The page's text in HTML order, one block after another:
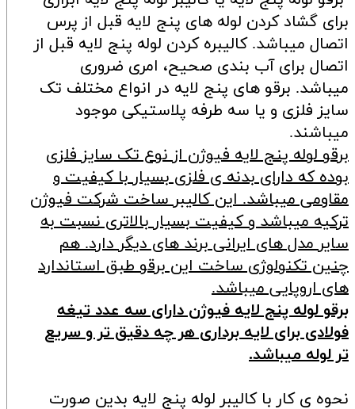
برای گشاد کردن لوله های پنج لایه قبل از پرس
اتصال میباشد. کالیبره کردن لوله پنج لایه قبل از
اتصال برای آب بندی صحیح، امری ضروری
میباشد. برقو های پنج لایه در انواع مختلف تک
سایز فلزی و یا سه طرفه پلاستیکی موجود
میباشند.
برقو لوله پنج لایه فیوژن از نوع تک سایز فلزی
بوده که دارای بدنه ی فلزی بسیار با کیفیت و
مقاومی میباشد. این کالیبر ساخت شرکت فیوژن
ترکیه میباشد و کیفیت بسیار بالاتری نسبت به
سایر مدل های ایرانی برند های دیگر دارد. هم
چنین تکنولوژی ساخت این برقو طبق استاندارد
های اروپایی میباشد.
برقو لوله پنج لایه فیوژن دارای سه عدد تیغه
فولادی برای لایه برداری هر چه دقیق تر و سریع
تر لوله میباشد.
نحوه ی کار با کالیبر لوله پنج لایه بدین صورت